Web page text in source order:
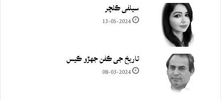
سيلفي ڪلچر
13-05-2024
تاريخ جي ڪفن جھڙو ڪيس
08-03-2024